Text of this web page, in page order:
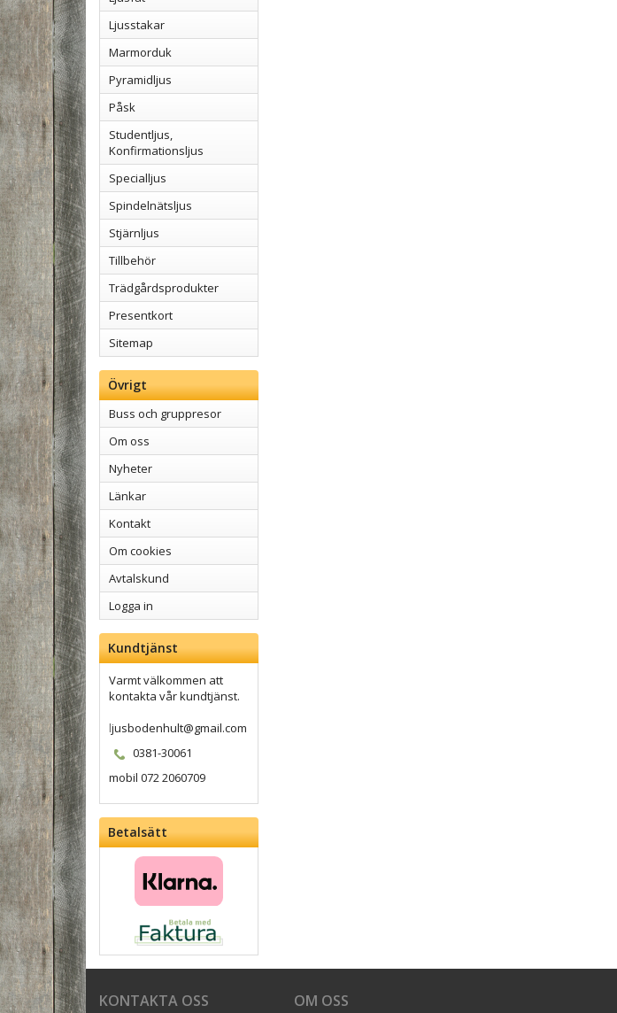
Ljusstakar
Marmorduk
Pyramidljus
Påsk
Studentljus,
Konfirmationsljus
Specialljus
Spindelnätsljus
Stjärnljus
Tillbehör
Trädgårdsprodukter
Presentkort
Sitemap
Övrigt
Buss och gruppresor
Om oss
Nyheter
Länkar
Kontakt
Om cookies
Avtalskund
Logga in
Kundtjänst
Varmt välkommen att
kontakta vår kundtjänst.
ljusbodenhult@gmail.com
0381-30061
mobil 072 2060709
Betalsätt
KONTAKTA OSS OM OSS